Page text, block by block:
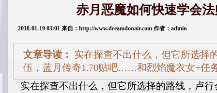
赤月恶魔如何快速学会
2018-01-19 03:01 来自：http://www.dreamdonair.com 作者：admin
文章导读：
实在探查不出什么，但它所选择
伍，蓝月传奇1.70贴吧……和烈焰魔衣女+任
实在探查不出什么，但它所选择的路线，卢